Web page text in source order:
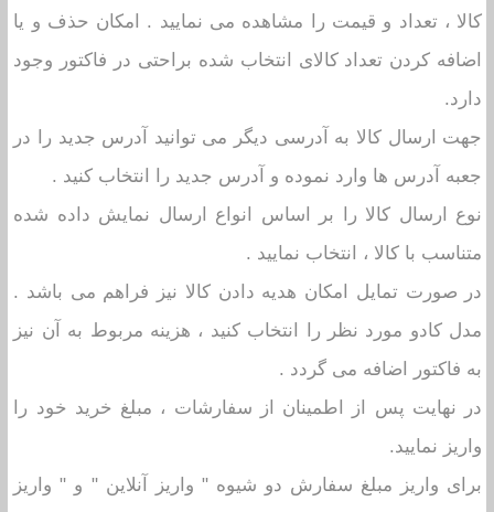
کالا ، تعداد و قیمت را مشاهده می نمایید . امکان حذف و یا
اضافه کردن تعداد کالای انتخاب شده براحتی در فاکتور وجود
دارد.
جهت ارسال کالا به آدرسی دیگر می توانید آدرس جدید را در
جعبه آدرس ها وارد نموده و آدرس جدید را انتخاب کنید .
نوع ارسال کالا را بر اساس انواع ارسال نمایش داده شده
متناسب با کالا ، انتخاب نمایید .
در صورت تمایل امکان هدیه دادن کالا نیز فراهم می باشد .
مدل کادو مورد نظر را انتخاب کنید ، هزینه مربوط به آن نیز
به فاکتور اضافه می گردد .
در نهایت پس از اطمینان از سفارشات ، مبلغ خرید خود را
واریز نمایید.
برای واریز مبلغ سفارش دو شیوه " واریز آنلاین " و " واریز